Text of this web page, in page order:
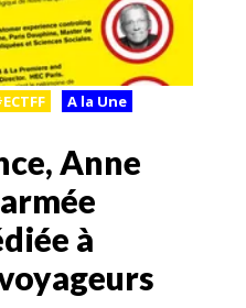
A la Une
Anne
à